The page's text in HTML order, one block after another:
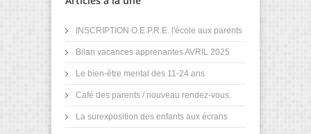
INSCRIPTION O.E.P.R.E. l'école aux parents
Bilan vacances apprenantes AVRIL 2025
Le bien-être mental des 11-24 ans
Café des parents / nouveau rendez-vous.
La surexposition des enfants aux écrans